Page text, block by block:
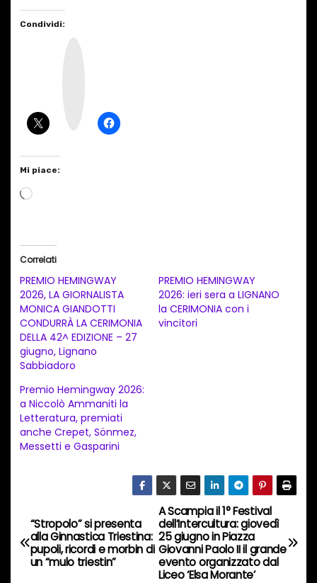
Condividi:
Mi piace:
C
a
m
e
n
t
o
i
n
c
o
…
Correlati
PREMIO HEMINGWAY
2026, LA GIORNALISTA
MONICA GIANDOTTI
CONDURRÀ LA CERIMONIA
DELLA 42^ EDIZIONE – 27
giugno, Lignano
Sabbiadoro
PREMIO HEMINGWAY
2026: ieri sera a LIGNANO
la CERIMONIA con i
vincitori
Premio Hemingway 2026:
a Niccolò Ammaniti la
Letteratura, premiati
anche Crepet, Sönmez,
Messetti e Gasparini
N
a
A Scampia il 1° Festival
dell’Intercultura: giovedì
25 giugno in Piazza
Giovanni Paolo II il grande
evento organizzato dal
Liceo ‘Elsa Morante’
“Stropolo” si presenta
alla Ginnastica Triestina:
pupoli, ricordi e morbin di
un “mulo triestin”